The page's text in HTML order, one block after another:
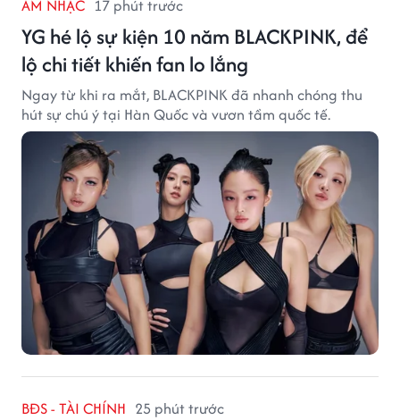
ÂM NHẠC 17 phút trước
YG hé lộ sự kiện 10 năm BLACKPINK, để
lộ chi tiết khiến fan lo lắng
Ngay từ khi ra mắt, BLACKPINK đã nhanh chóng thu
hút sự chú ý tại Hàn Quốc và vươn tầm quốc tế.
BĐS - TÀI CHÍNH 25 phút trước